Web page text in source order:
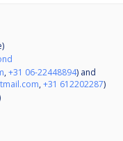
,+31 06-22448894) and
,+31 612202287)